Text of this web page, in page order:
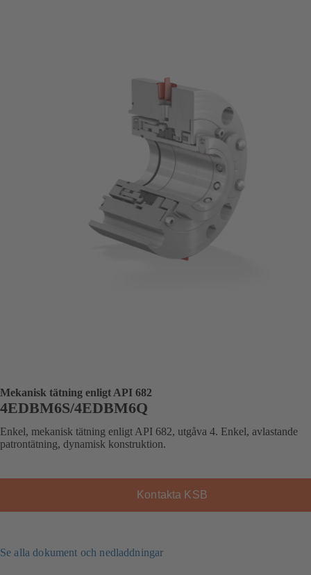
Mekanisk tätning enligt API 682
4EDBM6S/4EDBM6Q
Enkel, mekanisk tätning enligt API 682, utgåva 4. Enkel, avlastande
patrontätning, dynamisk konstruktion.
Kontakta KSB
Se alla dokument och nedladdningar